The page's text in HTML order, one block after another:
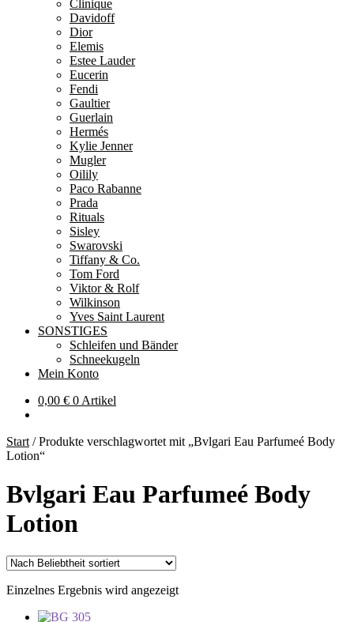
Clinique
Davidoff
Dior
Elemis
Estee Lauder
Eucerin
Fendi
Gaultier
Guerlain
Hermés
Kylie Jenner
Mugler
Oilily
Paco Rabanne
Prada
Rituals
Sisley
Swarovski
Tiffany & Co.
Tom Ford
Viktor & Rolf
Wilkinson
Yves Saint Laurent
SONSTIGES
Schleifen und Bänder
Schneekugeln
Mein Konto
0,00 € 0 Artikel
Start /Produkte verschlagwortet mit „Bvlgari Eau Parfumeé Body
Lotion“
Bvlgari Eau Parfumeé Body
Lotion
Einzelnes Ergebnis wird angezeigt